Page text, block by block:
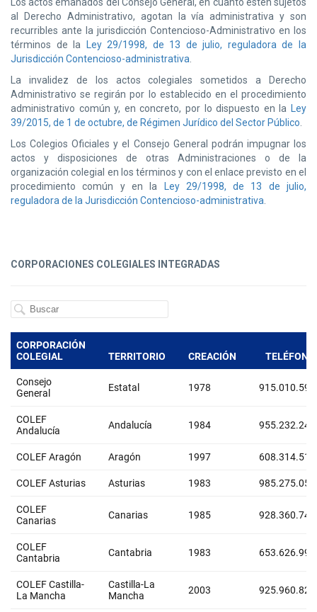
al Derecho Administrativo, agotan la vía administrativa y son
recurribles ante la jurisdicción Contencioso-Administrativo en los
términos de la
Ley 29/1998, de 13 de julio, reguladora de la
Jurisdicción Contencioso-administrativa
La invalidez de los actos colegiales sometidos a Derecho
Administrativo se regirán por lo establecido en el procedimiento
administrativo común y, en concreto, por lo dispuesto en la
Ley
39/2015, de 1 de octubre, de Régimen Jurídico del Sector Público
Los Colegios Oficiales y el Consejo General podrán impugnar los
actos y disposiciones de otras Administraciones o de la
organización colegial en los términos y con el enlace previsto en el
procedimiento común y en la
Ley 29/1998, de 13 de julio,
reguladora de la Jurisdicción Contencioso-administrativa
CORPORACIONES COLEGIALES INTEGRADAS